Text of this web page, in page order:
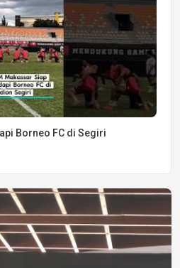
Borneo FC di Segiri